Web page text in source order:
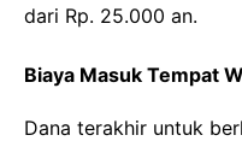
dari Rp. 25.000 an.
Biaya Masuk Tempat
Dana terakhir untuk